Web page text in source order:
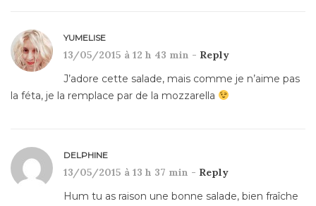
YUMELISE
13/05/2015 à 12 h 43 min - Reply
J’adore cette salade, mais comme je n’aime pas
la féta, je la remplace par de la mozzarella
DELPHINE
13/05/2015 à 13 h 37 min - Reply
Hum tu as raison une bonne salade, bien fraîche